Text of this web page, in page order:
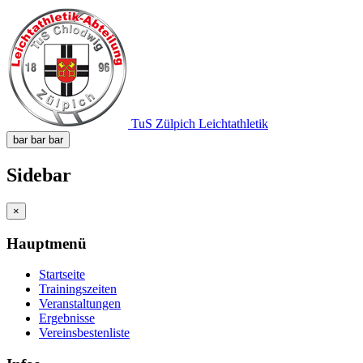
TuS Zülpich Leichtathletik
bar bar bar
Sidebar
×
Hauptmenü
Startseite
Trainingszeiten
Veranstaltungen
Ergebnisse
Vereinsbestenliste